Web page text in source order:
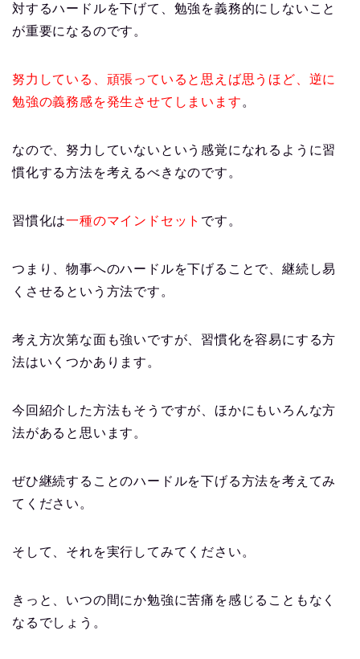
対するハードルを下げて、勉強を義務的にしないこと
が重要になるのです。
努力している、頑張っていると思えば思うほど、逆に
勉強の義務感を発生させてしまいます 。
なので、努力していないという感覚になれるように習
慣化する方法を考えるべきなのです。
習慣化は一種のマインドセット です。
つまり、物事へのハードルを下げることで、継続し易
くさせるという方法です。
考え方次第な面も強いですが、習慣化を容易にする方
法はいくつかあります。
今回紹介した方法もそうですが、ほかにもいろんな方
法があると思います。
ぜひ継続することのハードルを下げる方法を考えてみ
てください。
そして、それを実行してみてください。
きっと、いつの間にか勉強に苦痛を感じることもなく
なるでしょう。